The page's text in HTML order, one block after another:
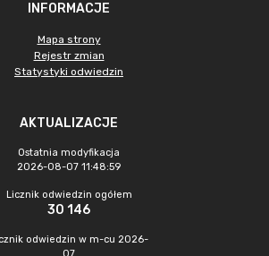
INFORMACJE
Mapa strony
Rejestr zmian
Statystyki odwiedzin
AKTUALIZACJE
Ostatnia modyfikacja
2026-08-07 11:48:59
Licznik odwiedzin ogółem
30 146
odwiedzin w m-cu 2026-